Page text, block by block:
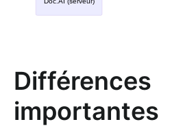
Différences
importantes